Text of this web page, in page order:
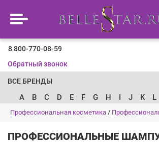
8 800-770-08-59
Обратный звонок
ВСЕ БРЕНДЫ
A B C D E F G H I J K L
Профессиональная косметика /
ПРОФЕССИОНАЛЬНЫЕ